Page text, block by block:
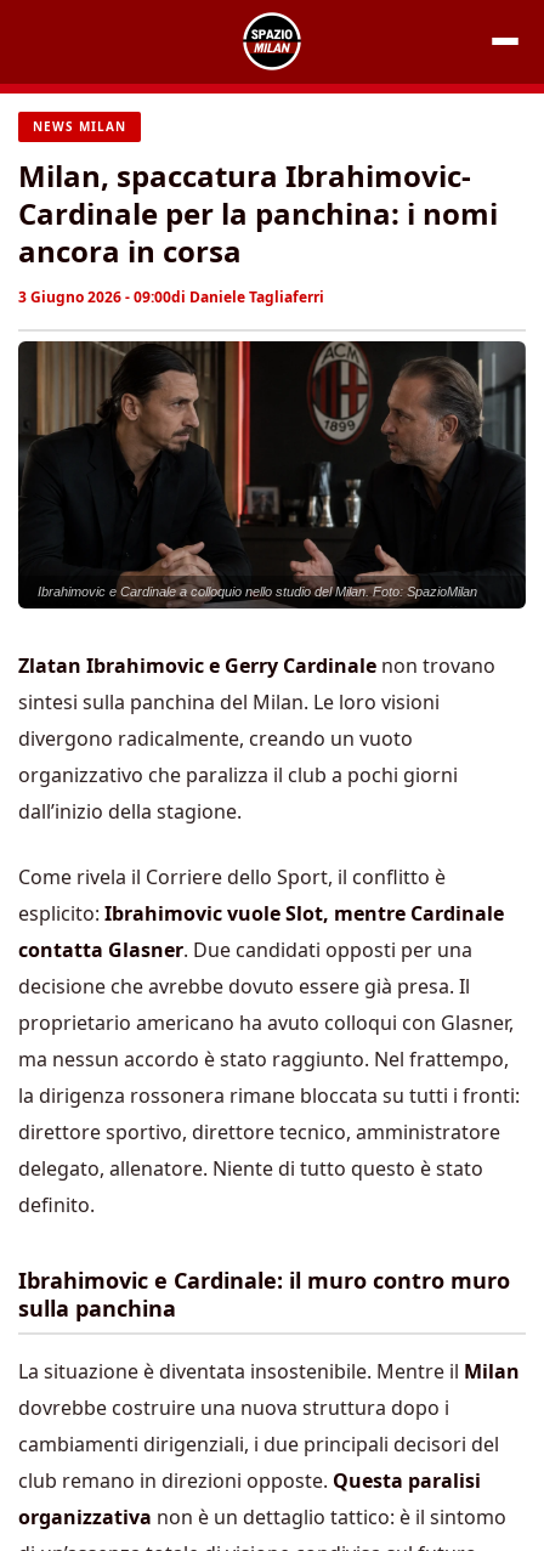
contenuto
NEWS MILAN
Milan, spaccatura Ibrahimovic-
Cardinale per la panchina: i nomi
ancora in corsa
3 Giugno 2026 - 09:00di Daniele Tagliaferri
Ibrahimovic e Cardinale a colloquio nello studio del Milan. Foto: SpazioMilan
Zlatan Ibrahimovic e Gerry Cardinale non trovano
sintesi sulla panchina del Milan. Le loro visioni
divergono radicalmente, creando un vuoto
organizzativo che paralizza il club a pochi giorni
dall’inizio della stagione.
Come rivela il Corriere dello Sport, il conflitto è
esplicito: Ibrahimovic vuole Slot, mentre Cardinale
contatta Glasner. Due candidati opposti per una
decisione che avrebbe dovuto essere già presa. Il
proprietario americano ha avuto colloqui con Glasner,
ma nessun accordo è stato raggiunto. Nel frattempo,
la dirigenza rossonera rimane bloccata su tutti i fronti:
direttore sportivo, direttore tecnico, amministratore
delegato, allenatore. Niente di tutto questo è stato
definito.
Ibrahimovic e Cardinale: il muro contro muro
sulla panchina
La situazione è diventata insostenibile. Mentre il Milan
dovrebbe costruire una nuova struttura dopo i
cambiamenti dirigenziali, i due principali decisori del
club remano in direzioni opposte. Questa paralisi
organizzativa non è un dettaglio tattico: è il sintomo